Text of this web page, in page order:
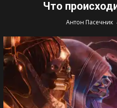
Что
Антон Пасечник